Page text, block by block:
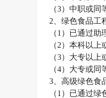
（3）中职或同
2、 绿色食品工
（1）已通过助
（2）本科以上
（3）大专以上
（4）大专或同
3、高级绿色食
（1）已通过绿